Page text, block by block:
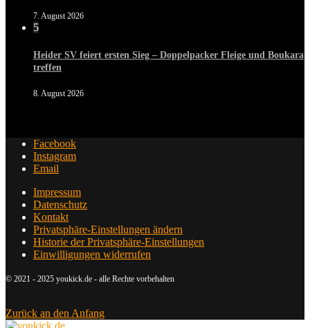
7. August 2026
5
Heider SV feiert ersten Sieg – Doppelpacker Fleige und Boukara
treffen
8. August 2026
Facebook
Instagram
Email
Impressum
Datenschutz
Kontakt
Privatsphäre-Einstellungen ändern
Historie der Privatsphäre-Einstellungen
Einwilligungen widerrufen
© 2021 - 2025 youkick.de - alle Rechte vorbehalten
Zurück an den Anfang